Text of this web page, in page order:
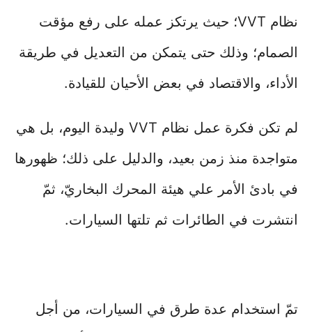
نظام VVT؛ حيث يرتكز عمله على رفع مؤقت
الصمام؛ وذلك حتى يتمكن من التعديل في طريقة
الأداء، والاقتصاد في بعض الأحيان للقيادة.
لم تكن فكرة عمل نظام VVT وليدة اليوم، بل هي
متواجدة منذ زمن بعيد، والدليل على ذلك؛ ظهورها
في بادئ الأمر علي هيئة المحرك البخاريّ، ثمّ
انتشرت في الطائرات ثم تلتها السيارات.
تمّ استخدام عدة طرق في السيارات، من أجل